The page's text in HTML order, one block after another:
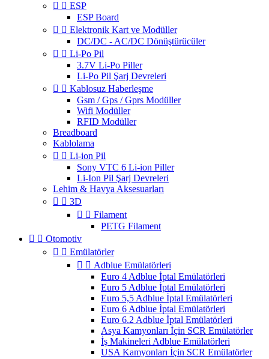
  ESP
ESP Board
  Elektronik Kart ve Modüller
DC/DC - AC/DC Dönüştürücüler
  Li-Po Pil
3.7V Li-Po Piller
Li-Po Pil Şarj Devreleri
  Kablosuz Haberleşme
Gsm / Gps / Gprs Modüller
Wifi Modüller
RFID Modüller
Breadboard
Kablolama
  Li-ion Pil
Sony VTC 6 Li-ion Piller
Li-Ion Pil Şarj Devreleri
Lehim & Havya Aksesuarları
  3D
  Filament
PETG Filament
  Otomotiv
  Emülatörler
  Adblue Emülatörleri
Euro 4 Adblue İptal Emülatörleri
Euro 5 Adblue İptal Emülatörleri
Euro 5,5 Adblue İptal Emülatörleri
Euro 6 Adblue İptal Emülatörleri
Euro 6.2 Adblue İptal Emülatörleri
Asya Kamyonları İçin SCR Emülatörler
İş Makineleri Adblue Emülatörleri
USA Kamyonları İçin SCR Emülatörler